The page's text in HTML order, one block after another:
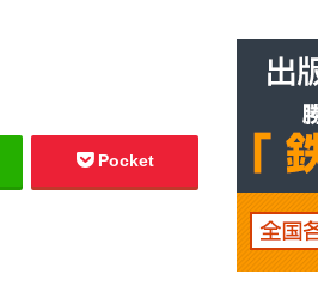
Pocket